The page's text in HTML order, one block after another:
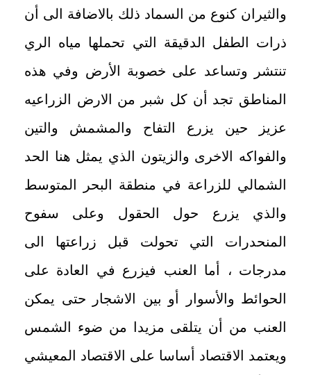
والثيران كنوع من السماد ذلك بالاضافة الى أن
ذرات الطفل الدقيقة التي تحملها مياه الري
تنتشر وتساعد على خصوبة الأرض وفي هذه
المناطق تجد أن كل شبر من الارض الزراعيه
عزيز حين يزرع التفاح والمشمش والتين
والفواكه الاخرى والزيتون الذي يمثل هنا الحد
الشمالي للزراعة في منطقة البحر المتوسط
والذي يزرع حول الحقول وعلى سفوح
المنحدرات التي تحولت قبل زراعتها الى
مدرجات ، أما العنب فيزرع في العادة على
الحوائط والأسوار أو بين الاشجار حتى يمكن
العنب من أن يتلقى مزيدا من ضوء الشمس
ويعتمد الاقتصاد أساسا على الاقتصاد المعيشي